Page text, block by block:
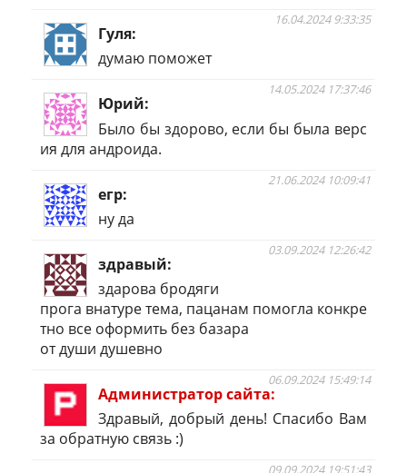
Гуля
16.04.2024 9:33:35
думаю поможет
Юрий
14.05.2024 17:37:46
Было бы здорово, если бы была верс
ия для андроида.
егр
21.06.2024 10:09:41
ну да
здравый
03.09.2024 12:26:42
здарова бродяги
прога внатуре тема, пацанам помогла конкре
тно все оформить без базара
от души душевно
Администратор сайта
06.09.2024 15:49:14
Здравый, добрый день! Спасибо Вам
за обратную связь :)